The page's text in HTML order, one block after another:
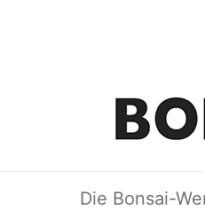
Die Bonsai-